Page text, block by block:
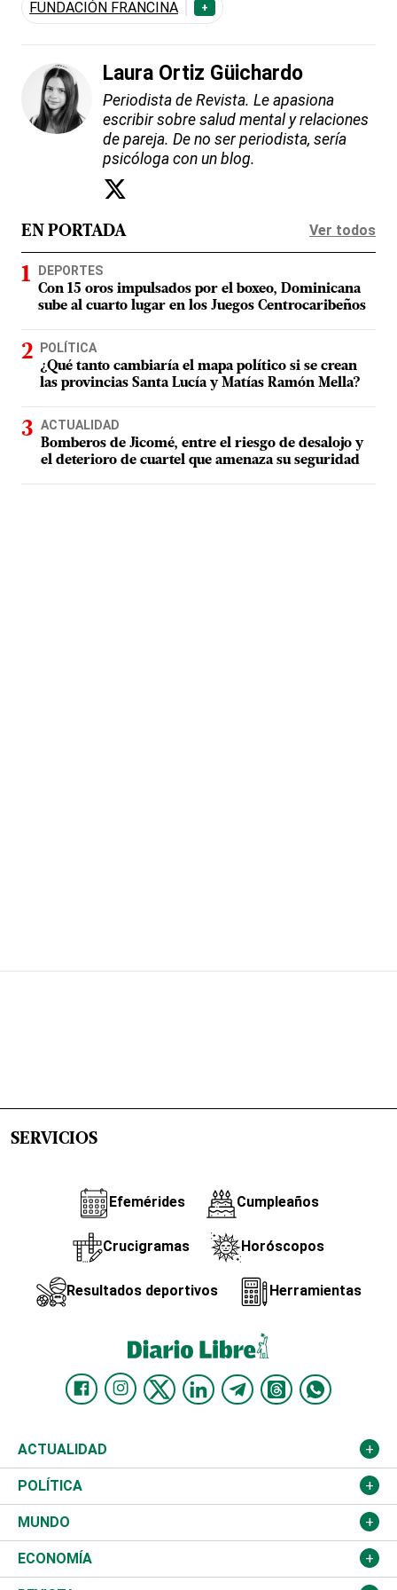
FUNDACIÓN FRANCINA +
Laura Ortiz Güichardo
Periodista de Revista. Le apasiona
escribir sobre salud mental y relaciones
de pareja. De no ser periodista, sería
psicóloga con un blog.
EN PORTADA Ver todos
DEPORTES
Con 15 oros impulsados por el boxeo, Dominicana
sube al cuarto lugar en los Juegos Centrocaribeños
POLÍTICA
¿Qué tanto cambiaría el mapa político si se crean
las provincias Santa Lucía y Matías Ramón Mella?
ACTUALIDAD
Bomberos de Jicomé, entre el riesgo de desalojo y
el deterioro de cuartel que amenaza su seguridad
SERVICIOS
Efemérides Cumpleaños
Crucigramas Horóscopos
Resultados deportivos Herramientas
ACTUALIDAD
Nacional
Ciudad
Educación
POLÍTICA
Partidos
JCE
MUNDO
Estados Unidos
ECONOMÍA